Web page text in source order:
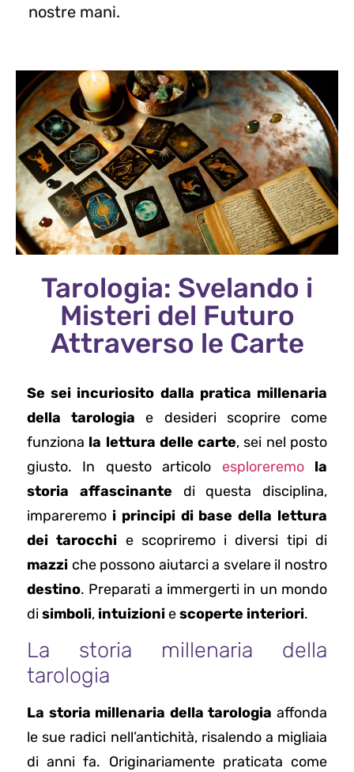
nostre mani.
Tarologia: Svelando i
Misteri del Futuro
Attraverso le Carte
Se sei incuriosito dalla pratica millenaria
della tarologia e desideri scoprire come
funziona la lettura delle carte, sei nel posto
giusto. In questo articolo esploreremo
la
storia affascinante di questa disciplina,
impareremo i principi di base della lettura
dei tarocchi e scopriremo i diversi tipi di
mazzi che possono aiutarci a svelare il nostro
destino. Preparati a immergerti in un mondo
disimboli, intuizioniescoperte interiori.
La storia millenaria della
tarologia
La storia millenaria della tarologia affonda
le sue radici nell’antichità, risalendo a migliaia
di anni fa. Originariamente praticata come